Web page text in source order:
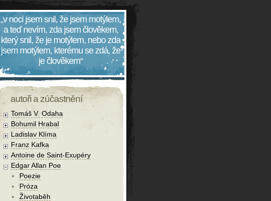
„v noci jsem snil, že jsem motýlem,
a teď nevím, zda jsem člověkem,
který snil, že je motýlem, nebo zda
jsem motýlem, kterému se zdá, že
je člověkem“
autoři a zúčastnění
Tomáš V. Odaha
Bohumil Hrabal
Ladislav Klíma
Franz Kafka
Antoine de Saint-Exupéry
Edgar Allan Poe
Poezie
Próza
Životaběh